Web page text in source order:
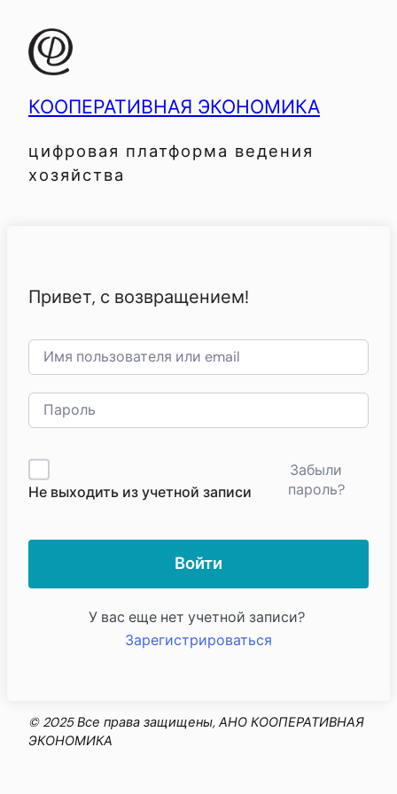
КООПЕРАТИВНАЯ ЭКОНОМИКА
цифровая платформа ведения
хозяйства
Привет, с возвращением!
Не выходить из учетной записи
Забыли
пароль?
Войти
У вас еще нет учетной записи?
Зарегистрироваться
© 2025 Все права защищены, АНО КООПЕРАТИВНАЯ
ЭКОНОМИКА